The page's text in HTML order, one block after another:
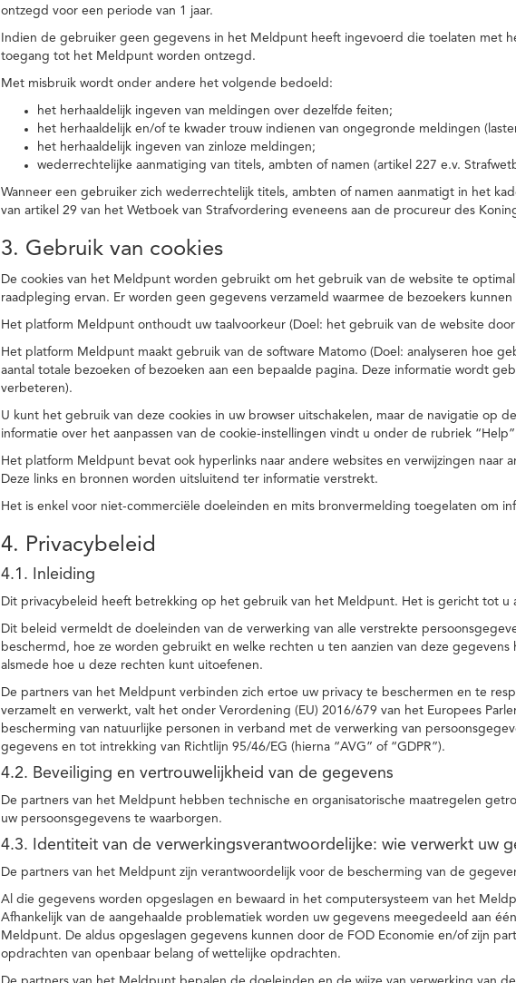
ontzegd voor een periode van 1 jaar.
Indien de gebruiker geen gegevens in het Meldpunt heeft ingevoerd die toelaten met
toegang tot het Meldpunt worden ontzegd.
Met misbruik wordt onder andere het volgende bedoeld:
het herhaaldelijk ingeven van meldingen over dezelfde feiten;
het herhaaldelijk en/of te kwader trouw indienen van ongegronde meldingen
het herhaaldelijk ingeven van zinloze meldingen;
wederrechtelijke aanmatiging van titels, ambten of namen (artikel 227 e.v.
Wanneer een gebruiker zich wederrechtelijk titels, ambten of namen aanmatigt in het
van artikel 29 van het Wetboek van Strafvordering eveneens aan de procureur des
3. Gebruik van cookies
De cookies van het Meldpunt worden gebruikt om het gebruik van de website te
raadpleging ervan. Er worden geen gegevens verzameld waarmee de bezoekers
Het platform Meldpunt onthoudt uw taalvoorkeur (Doel: het gebruik van de website
Het platform Meldpunt maakt gebruik van de software Matomo (Doel: analyseren hoe
aantal totale bezoeken of bezoeken aan een bepaalde pagina. Deze informatie wordt
verbeteren).
U kunt het gebruik van deze cookies in uw browser uitschakelen, maar de navigatie op
informatie over het aanpassen van de cookie-instellingen vindt u onder de rubriek
Het platform Meldpunt bevat ook hyperlinks naar andere websites en verwijzingen naar
Deze links en bronnen worden uitsluitend ter informatie verstrekt.
Het is enkel voor niet-commerciële doeleinden en mits bronvermelding toegelaten om
4. Privacybeleid
4.1. Inleiding
Dit privacybeleid heeft betrekking op het gebruik van het Meldpunt. Het is gericht tot u
Dit beleid vermeldt de doeleinden van de verwerking van alle verstrekte
beschermd, hoe ze worden gebruikt en welke rechten u ten aanzien van deze
alsmede hoe u deze rechten kunt uitoefenen.
De partners van het Meldpunt verbinden zich ertoe uw privacy te beschermen en te
verzamelt en verwerkt, valt het onder Verordening (EU) 2016/679 van het Europees
bescherming van natuurlijke personen in verband met de verwerking van
gegevens en tot intrekking van Richtlijn 95/46/EG (hierna “AVG” of “GDPR”).
4.2. Beveiliging en vertrouwelijkheid van de gegevens
De partners van het Meldpunt hebben technische en organisatorische maatregelen
uw persoonsgegevens te waarborgen.
4.3. Identiteit van de verwerkingsverantwoordelijke: wie verwerkt uw
De partners van het Meldpunt zijn verantwoordelijk voor de bescherming van de
Al die gegevens worden opgeslagen en bewaard in het computersysteem van het
Afhankelijk van de aangehaalde problematiek worden uw gegevens meegedeeld aan
Meldpunt. De aldus opgeslagen gegevens kunnen door de FOD Economie en/of zijn
opdrachten van openbaar belang of wettelijke opdrachten.